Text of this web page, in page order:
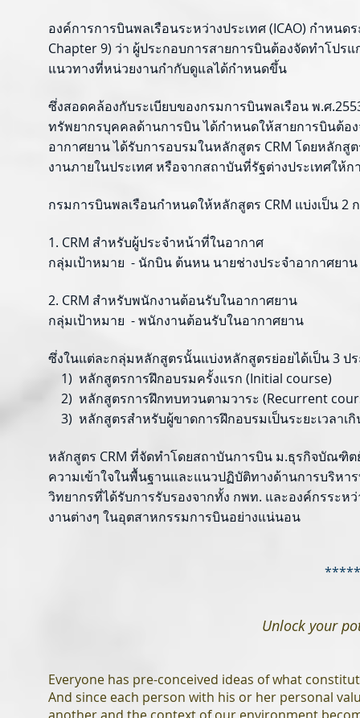
องค์การการบินพลเรือนระหว่างประเทศ (ICAO) กำหนด
Chapter 9) ว่า ผู้ประกอบการสายการบินต้องจัดทำโป
แนวทางที่หน่วยงานกำกับดูแลได้กำหนดขึ้น
ซึ่งสอดคล้องกับระเบียบของกรมการบินพลเรือน พ.ศ
ทรัพยากรบุคคลด้านการบิน ได้กำหนดให้สายการบินต้อ
อากาศยาน ได้รับการอบรมในหลักสูตร CRM โดยหลัก
งานภายในประเทศ หรือจากสถาบันที่รัฐต่างประเทศให้ก
กรมการบินพลเรือนกำหนดให้หลักสูตร CRM แบ่งเป็น 2
1. CRM สำหรับผู้ประจำหน้าที่ในอากาศ
กลุ่มเป้าหมาย - นักบิน ต้นหน นายช่างประจำอากาศยา
2. CRM สำหรับพนักงานต้อนรับในอากาศยาน
กลุ่มเป้าหมาย - พนักงานต้อนรับในอากาศยาน
ซึ่งในแต่ละกลุ่มหลักสูตรนั้นแบ่งหลักสูตรย่อยได้เป็น 3 ปร
1) หลักสูตรการฝึกอบรมครั้งแรก (Initial course)
2) หลักสูตรการฝึกทบทวนตามวาระ (Recurrent
3) หลักสูตรสำหรับผู้ขาดการฝึกอบรมเป็นระยะเวลาเ
หลักสูตร CRM ที่จัดทำโดยสถาบันการบิน ม.ธุรกิจบัณฑิ
ความเข้าใจในพื้นฐานและแนวปฏิบัติทางด้านการบริห
วิทยากรที่ได้รับการรับรองจากทั้ง กพท. และองค์กรระห
งานต่างๆ ในอุตสาหกรรมการบินอย่างแน่นอน
Unlock your
Everyone has pre-conceived ideas of what
And since each person with his or her personal